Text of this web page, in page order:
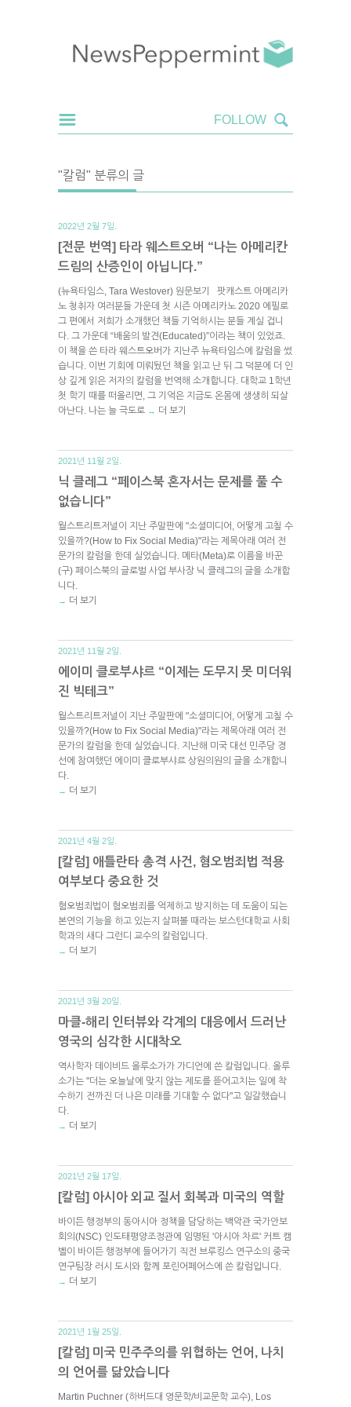
"칼럼" 분류의 글
2022년 2월 7일.
[전문 번역] 타라 웨스트오버 “나는 아메리칸
드림의 산증인이 아닙니다.”
(뉴욕타임스, Tara Westover) 원문보기 팟캐스트 아메리카
노 청취자 여러분들 가운데 첫 시즌 아메리카노 2020 에필로
그 편에서 저희가 소개했던 책들 기억하시는 분들 계실 겁니
다. 그 가운데 “배움의 발견(Educated)”이라는 책이 있었죠.
이 책을 쓴 타라 웨스트오버가 지난주 뉴욕타임스에 칼럼을 썼
습니다. 이번 기회에 미뤄뒀던 책을 읽고 난 뒤 그 덕분에 더 인
상 깊게 읽은 저자의 칼럼을 번역해 소개합니다. 대학교 1학년
첫 학기 때를 떠올리면, 그 기억은 지금도 온몸에 생생히 되살
아난다. 나는 늘 극도로 → 더 보기
2021년 11월 2일.
닉 클레그 “페이스북 혼자서는 문제를 풀 수
없습니다”
월스트리트저널이 지난 주말판에 "소셜미디어, 어떻게 고칠 수
있을까?(How to Fix Social Media)"라는 제목아래 여러 전
문가의 칼럼을 한데 실었습니다. 메타(Meta)로 이름을 바꾼
(구) 페이스북의 글로벌 사업 부사장 닉 클레그의 글을 소개합
니다.
→ 더 보기
2021년 11월 2일.
에이미 클로부샤르 “이제는 도무지 못 미더워
진 빅테크”
월스트리트저널이 지난 주말판에 "소셜미디어, 어떻게 고칠 수
있을까?(How to Fix Social Media)"라는 제목아래 여러 전
문가의 칼럼을 한데 실었습니다. 지난해 미국 대선 민주당 경
선에 참여했던 에이미 클로부샤르 상원의원의 글을 소개합니
다.
→ 더 보기
2021년 4월 2일.
[칼럼] 애틀란타 총격 사건, 혐오범죄법 적용
여부보다 중요한 것
혐오범죄법이 혐오범죄를 억제하고 방지하는 데 도움이 되는
본연의 기능을 하고 있는지 살펴볼 때라는 보스턴대학교 사회
학과의 새다 그런디 교수의 칼럼입니다.
→ 더 보기
2021년 3월 20일.
마클-해리 인터뷰와 각계의 대응에서 드러난
영국의 심각한 시대착오
역사학자 데이비드 올루소가가 가디언에 쓴 칼럼입니다. 올루
소가는 "더는 오늘날에 맞지 않는 제도를 뜯어고치는 일에 착
수하기 전까진 더 나은 미래를 기대할 수 없다"고 일갈했습니
다.
→ 더 보기
2021년 2월 17일.
[칼럼] 아시아 외교 질서 회복과 미국의 역할
바이든 행정부의 동아시아 정책을 담당하는 백악관 국가안보
회의(NSC) 인도태평양조정관에 임명된 '아시아 차르' 커트 캠
벨이 바이든 행정부에 들어가기 직전 브루킹스 연구소의 중국
연구팀장 러시 도시와 함께 포린어페어스에 쓴 칼럼입니다.
→ 더 보기
2021년 1월 25일.
[칼럼] 미국 민주주의를 위협하는 언어, 나치
의 언어를 닮았습니다
Martin Puchner (하버드대 영문학/비교문학 교수), Los